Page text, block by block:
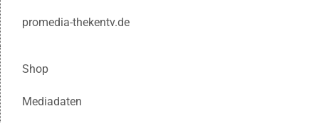
promedia-thekentv.de
Shop
Mediadaten